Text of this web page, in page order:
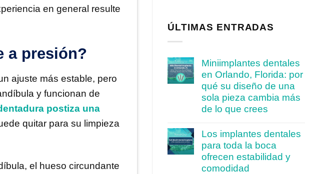
en general resulte
a presión?
ajuste más estable, pero
y funcionan de
postiza una
quitar para su limpieza
el hueso circundante
ÚLTIMAS ENTRADAS
Miniimplantes dentales
en Orlando, Florida: por
qué su diseño de una
sola pieza cambia más
de lo que crees
Los implantes dentales
para toda la boca
ofrecen estabilidad y
comodidad